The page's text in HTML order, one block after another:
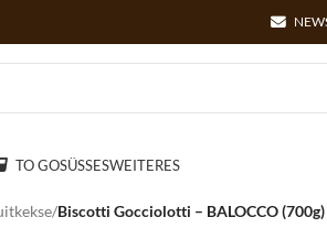
TO GOSÜSSES WEITERES
/Biscotti Gocciolotti – BALOCCO (700g)